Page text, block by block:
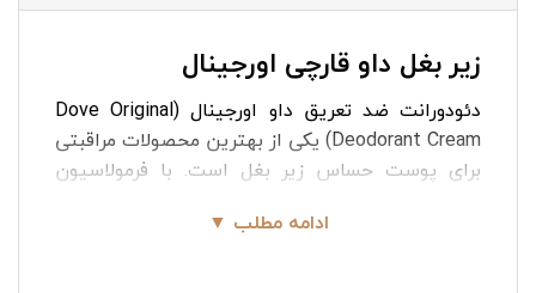
زیر بغل داو قارچی اورجینال
دئودورانت ضد تعریق داو اورجینال (Dove Original
Deodorant Cream) یکی از بهترین محصولات مراقبتی
برای پوست حساس زیر بغل است. با فرمولاسیون
نیازهای کاربران را به بهترین شکل برطرف کند. زیر
ادامه مطلب ▼